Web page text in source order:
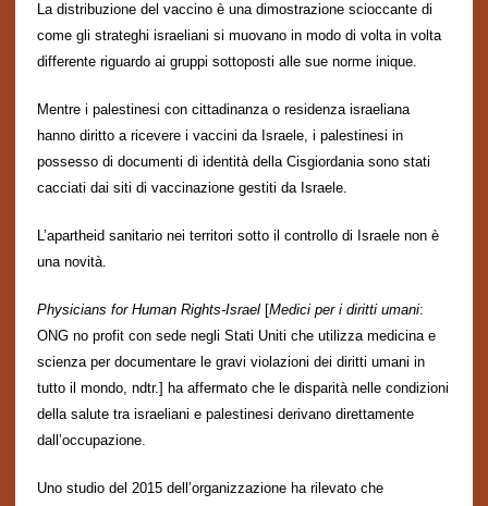
La distribuzione del vaccino è una dimostrazione scioccante di
come gli strateghi israeliani si muovano in modo di volta in volta
differente riguardo ai gruppi sottoposti alle sue norme inique.
Mentre i palestinesi con cittadinanza o residenza israeliana
hanno diritto a ricevere i vaccini da Israele, i palestinesi in
possesso di documenti di identità della Cisgiordania sono stati
cacciati dai siti di vaccinazione gestiti da Israele.
L’apartheid sanitario nei territori sotto il controllo di Israele non è
una novità.
Physicians for Human Rights-Israel[Medici per i diritti umani:
ONG no profit con sede negli Stati Uniti che utilizza medicina e
scienza per documentare le gravi violazioni dei diritti umani in
tutto il mondo, ndtr.] ha affermato che le disparità nelle condizioni
della salute tra israeliani e palestinesi derivano direttamente
dall’occupazione.
Uno studio del 2015 dell’organizzazione ha rilevato che